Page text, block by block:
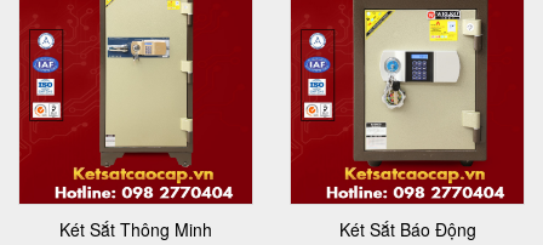
Két Sắt Thông Minh Két Sắt Báo Động